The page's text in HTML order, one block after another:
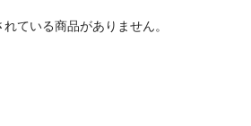
れている商品がありません。